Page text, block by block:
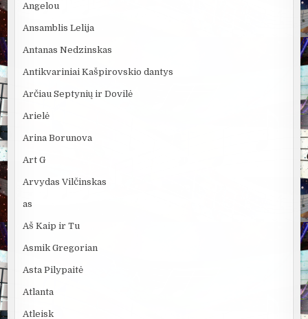
Angelou
Ansamblis Lelija
Antanas Nedzinskas
Antikvariniai Kašpirovskio dantys
Arčiau Septynių ir Dovilė
Arielė
Arina Borunova
Art G
Arvydas Vilčinskas
as
Aš Kaip ir Tu
Asmik Gregorian
Asta Pilypaitė
Atlanta
Atleisk